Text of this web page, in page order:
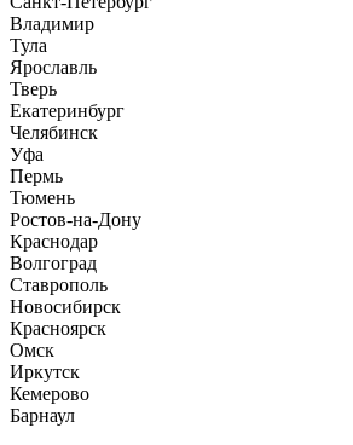
Владимир
Тула
Ярославль
Тверь
Екатеринбург
Челябинск
Уфа
Пермь
Тюмень
Ростов-на-Дону
Краснодар
Волгоград
Ставрополь
Новосибирск
Красноярск
Омск
Иркутск
Кемерово
Барнаул